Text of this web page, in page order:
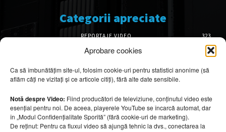
Aprobare cookies
Ca să îmbunătățim site-ul, folosim cookie-uri pentru statistici anonime (să
aflăm câți ne vizitați și ce articole citiți), fără alte date sensibile.
Notă despre Video: Fiind producători de televiziune, conținutul video este
esențial pentru noi. De aceea, playerele YouTube se încarcă automat, dar
în „Modul Confidențialitate Sporită” (fără cookie-uri de marketing).
De reținut: Pentru ca fluxul video să ajungă tehnic la dvs., conectarea la
Categorii apreciate
REPORTAJE VIDEO
323
AMENAJĂRI INTERIOARE
126
DESIGN INTERIOR
64
ARHITECTURĂ & DESIGN
OPINII & ANALIZE
43
Articole recomandate